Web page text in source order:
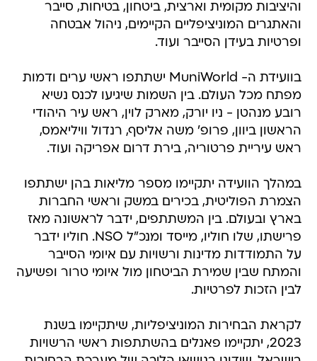
והיציבות מקומית וארצית, ביטחון, בטיחות, סייבר
והאתגרים המוניציפליים הקיימים, ניהול אבטחה
ופרטיות בעידן הסייבר ועוד.
בוועידת ה- MuniWorld ישתתפו ראשי ערים ודמות
מפתח מכל העולם. בין השמות שיגיעו לכנס נשיא
רובע מנהטן - ניו יורק, מארק לוין, ראש עיר היהודי
הראשון ביוון, פרופ' משה אליסף, רנדול וויליאמס,
ראש עיריית פרטוריה, בירת דרום אפריקה ועוד.
במהלך הוועידה יתקיימו מספר מליאות בהן ישתתפו
הצמרת הפוליטית, בכירים במשק וראשי החברות
בארץ ובעולם. בין המשתתפים, ידבר לראשונה מאז
פרישתו, שלו חוליו, מייסד ומנכ"ל NSO. חוליו ידבר
על התמודדות מדינות ורשויות עם איומי הסייבר
והמתח שבין שמירת הביטחון מול איומי טרור ופשיעה
לבין הזכות לפרטיות.
לקראת הבחירות המוניציפליות, שיתקיימו בשנת
2023, יתקיימו פאנלים בהשתתפות ראשי הרשויות